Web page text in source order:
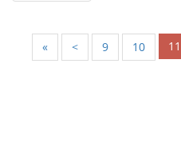
« < 9 10 11